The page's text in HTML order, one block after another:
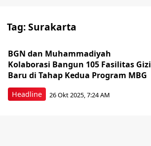
Tag:Surakarta
Headline
BGN dan Muhammadiyah
Kolaborasi Bangun 105 Fasilitas Gizi
Baru di Tahap Kedua Program MBG
26 Okt 2025, 7:24 AM